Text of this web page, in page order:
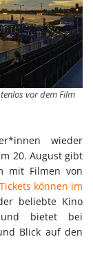
vor dem Film
wieder
20. August gibt
mit Filmen von
können im
beliebte Kino
bietet bei
Blick auf den